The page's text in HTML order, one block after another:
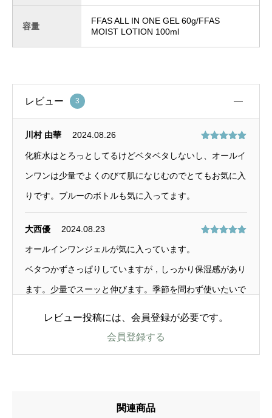
容量
FFAS ALL IN ONE GEL 60g/FFAS
MOIST LOTION 100ml
レビュー 3
川村 由華 2024.08.26
評価
化粧水はとろっとしてるけどベタベタしないし、オールイ
ンワンは少量でよくのびて肌になじむのでとてもお気に入
りです。ブルーのボトルも気に入ってます。
大西優 2024.08.23
オールインワンジェルが気に入っています。
ベタつかずさっぱりしていますが，しっかり保湿感があり
ます。少量でスーッと伸びます。季節を問わず使いたいで
2024.08.23
5段階中5の
レビュー投稿には、会員登録が必要です。
会員登録する
関連商品